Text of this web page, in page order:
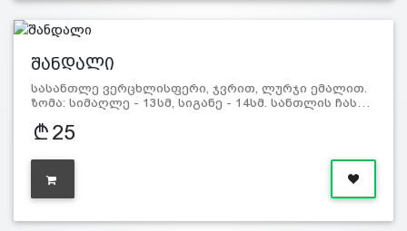
შანდალი
სასანთლე ვერცხლისფერი, ჯვრით, ლურჯი ემალით.
ზომა: სიმაღლე - 13სმ, სიგანე - 14სმ. სანთლის ჩას…
25